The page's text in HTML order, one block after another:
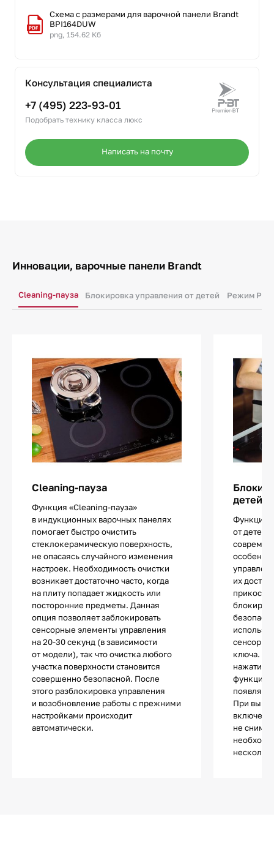
Схема с размерами для варочной панели Brandt
BPI164DUW
png, 154.62 Кб
Консультация специалиста
+7 (495) 223-93-01
Подобрать технику класса люкс
Написать на почту
Инновации, варочные панели Brandt
Cleaning-пауза Блокировка управления от детей Режим
Cleaning-пауза
Функция «Cleaning-пауза»
в индукционных варочных панелях
помогает быстро очистить
стеклокерамическую поверхность,
не опасаясь случайного изменения
настроек. Необходимость очистки
возникает достаточно часто, когда
на плиту попадает жидкость или
посторонние предметы. Данная
опция позволяет заблокировать
сенсорные элементы управления
на 20-30 секунд (в зависимости
от модели), так что очистка любого
участка поверхности становится
совершенно безопасной. После
этого разблокировка управления
и возобновление работы с прежними
настройками происходит
автоматически.
детей
Функцией
от детей
их
сенсор с
ключа.
нажатии
функции
При
не